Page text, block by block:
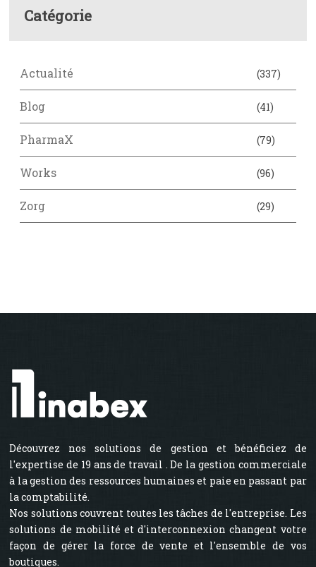
Catégorie
Actualité (337)
Blog (41)
PharmaX (79)
Works (96)
Zorg (29)
Découvrez nos solutions de gestion et bénéficiez de
l'expertise de 19 ans de travail . De la gestion commerciale
à la gestion des ressources humaines et paie en passant par
la comptabilité.
Nos solutions couvrent toutes les tâches de l'entreprise. Les
solutions de mobilité et d'interconnexion changent votre
façon de gérer la force de vente et l'ensemble de vos
boutiques.